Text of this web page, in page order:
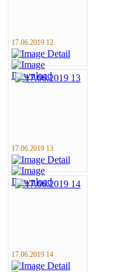
17.06.2019 12
17.06.2019 13
17.06.2019 14